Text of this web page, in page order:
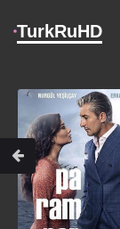
TurkRuHD